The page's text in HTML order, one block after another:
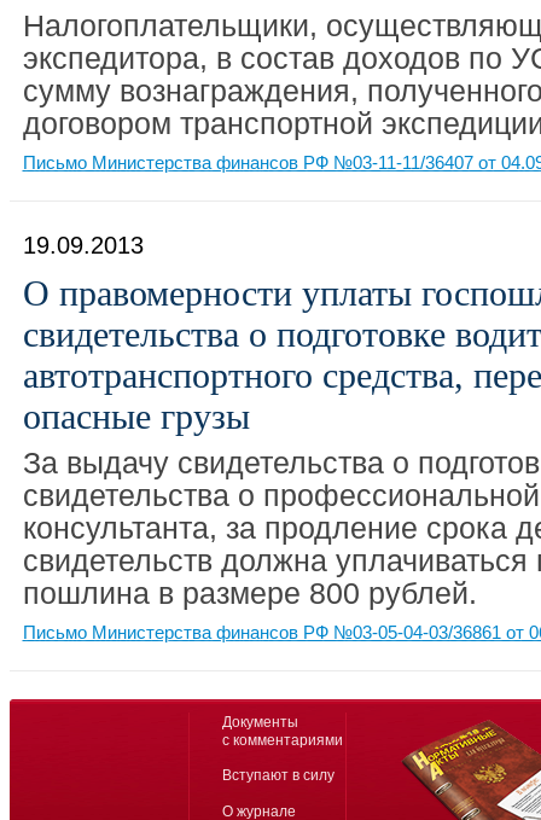
Налогоплательщики,
экспедитора, в состав доходов по
сумму вознаграждения,
договором транспортной
Письмо Министерства финансов РФ №03-11-11/36407 от
19.09.2013
О правомерности уплаты
свидетельства о подготовке
автотранспортного средства,
опасные грузы
За выдачу свидетельства о
свидетельства о профессиональной
консультанта, за продление срока
свидетельств должна уплачиваться
пошлина в размере 800 рублей.
Письмо Министерства финансов РФ №03-05-04-03/36861 от
Документы
с комментариями
Вступают в силу
О журнале